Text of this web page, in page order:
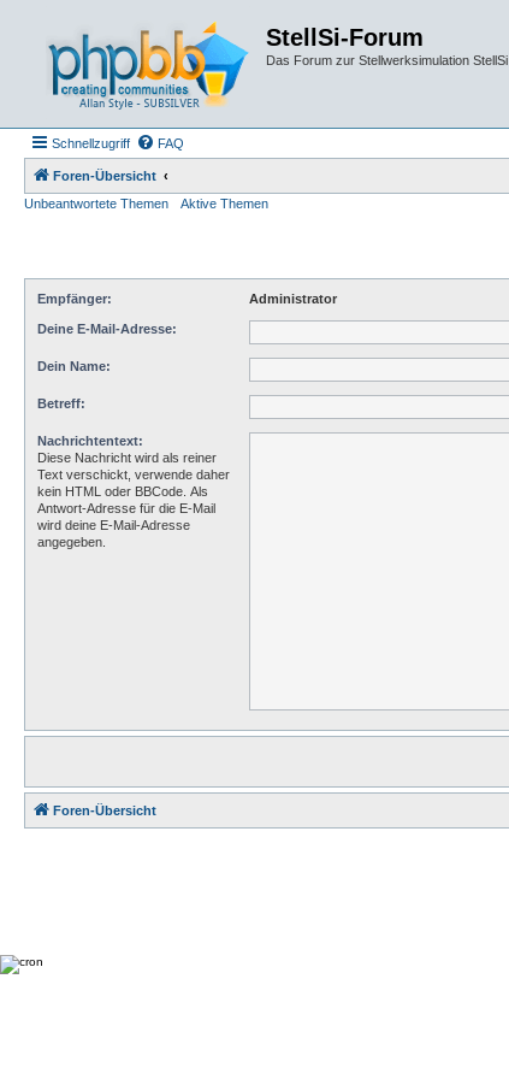
StellSi-Forum
Das Forum zur Stellwerksimulation StellSi
Schnellzugriff FAQ
Foren-Übersicht
Unbeantwortete Themen
Aktive Themen
Empfänger: Administrator
Deine E-Mail-Adresse:
Dein Name:
Betreff:
Nachrichtentext:
Diese Nachricht wird als reiner
Text verschickt, verwende daher
kein HTML oder BBCode. Als
Antwort-Adresse für die E-Mail
wird deine E-Mail-Adresse
angegeben.
Foren-Übersicht